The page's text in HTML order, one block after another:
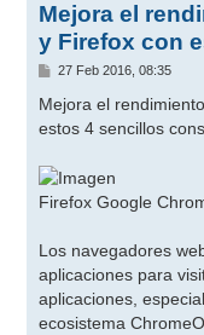
Mejora el
y Firefox con
M
n
a
e
27 Feb 2016, 08:35
Mejora el
estos 4 sencillos
Firefox Google
Los navegadores
aplicaciones para
aplicaciones,
ecosistema